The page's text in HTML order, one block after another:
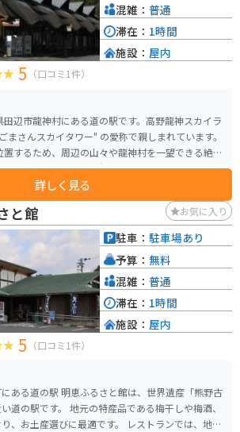
、お土産にぴったりの加工品なども販売されてい
5 （口コミ1件）
辺市龍神村にある道の駅です。高野龍神スカイラ
まさんスカイタワー" の愛称で親しまれています。
するため、周辺の山々や龍神村を一望できる絶景
特に、秋には一面に広がる紅葉の絶景を楽しむこ
、レストラン、特産品販売所、情報コーナーなどが
産品である、ごま豆腐や猪肉、鹿肉を使った料理
神スカイライン
続するワインディングロードとして知られてお
ても人気です。道の駅には、バイクスタンドも設
て休憩をとることができます。
詳しく見る
混雑： 普通
滞在： 1時間
施設： 屋内
と館 お気に入り
5 （口コミ1件）
ある道の駅 明恵ふるさと館は、世界遺産「熊野古
産品である梅干しや梅酒、
、お土産選びに最適です。 レストランでは、地元
駐車： 駐車場あり
予算： 無料
混雑： 普通
滞在： 1時間
施設： 屋内